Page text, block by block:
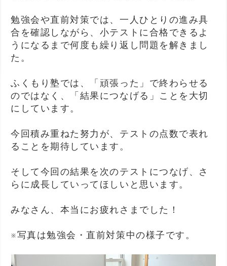
勉強会や直前対策では、一人ひとりの進み具
合を確認しながら、小テストに合格できるよ
うになるまで何度も繰り返し問題を解きまし
た。
ふくもり塾では、「頑張った」で終わらせる
のではなく、「結果につなげる」ことを大切
にしています。
今回積み重ねた努力が、テストの点数で表れ
ることを期待しています。
そして今回の結果を次のテストにつなげ、さ
らに成長していってほしいと思います。
みなさん、本当にお疲れさまでした！
※写真は勉強会・直前対策中の様子です。